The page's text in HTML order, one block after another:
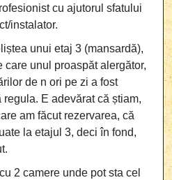
cu ajutorul sfatului
instalator.
unui etaj 3 (mansardă),
care unul proaspăt alergător,
de n ori pe zi a fost
E adevărat că știam,
am făcut rezervarea, că
la etajul 3, deci în fond,
2 camere unde pot sta cel